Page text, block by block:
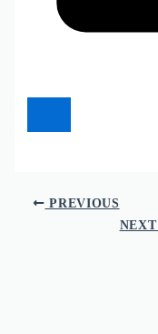
PREVIOUS
NEXT